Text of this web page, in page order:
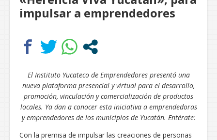
impulsar a emprendedores
El Instituto Yucateco de Emprendedores presentó una
nueva plataforma presencial y virtual para el desarrollo,
promoción, vinculación y comercialización de productos
locales. Ya dan a conocer esta iniciativa a emprendedoras
y emprendedores de los municipios de Yucatán. Entérate:
Con la premisa de impulsar las creaciones de personas